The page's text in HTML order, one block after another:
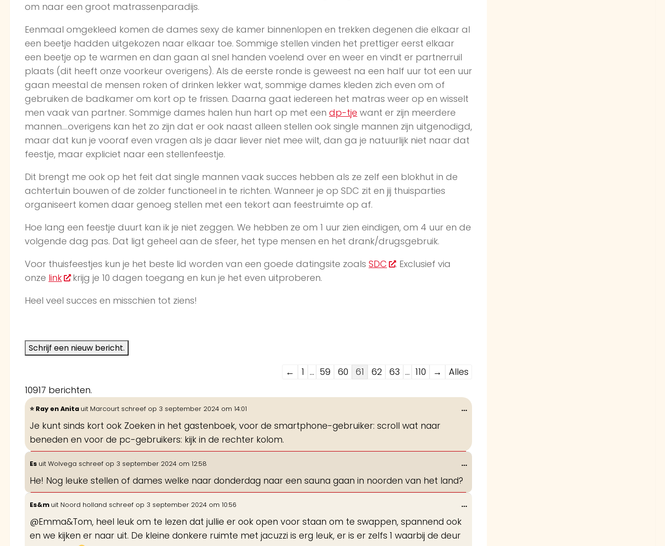
om naar een groot matrassenparadijs.
Eenmaal omgekleed komen de dames sexy de kamer binnenlopen en trekken degenen die elkaar al
een beetje hadden uitgekozen naar elkaar toe. Sommige stellen vinden het prettiger eerst elkaar
een beetje op te warmen en dan gaan al snel handen voelend over en weer en vindt er partnerruil
plaats (dit heeft onze voorkeur overigens). Als de eerste ronde is geweest na een half uur tot een uur
gaan meestal de mensen roken of drinken lekker wat, sommige dames kleden zich even om of
gebruiken de badkamer om kort op te frissen. Daarna gaat iedereen het matras weer op en wisselt
men vaak van partner. Sommige dames halen hun hart op met een dp-tje want er zijn meerdere
mannen….overigens kan het zo zijn dat er ook naast alleen stellen ook single mannen zijn uitgenodigd,
maar dat kun je vooraf even vragen als je daar liever niet mee wilt, dan ga je natuurlijk niet naar dat
feestje, maar expliciet naar een stellenfeestje.
Dit brengt me ook op het feit dat single mannen vaak succes hebben als ze zelf een blokhut in de
achtertuin bouwen of de zolder functioneel in te richten. Wanneer je op SDC zit en jij thuisparties
organiseert komen daar genoeg stellen met een tekort aan feestruimte op af.
Hoe lang een feestje duurt kan ik je niet zeggen. We hebben ze om 1 uur zien eindigen, om 4 uur en de
volgende dag pas. Dat ligt geheel aan de sfeer, het type mensen en het drank/drugsgebruik.
Voor thuisfeestjes kun je het beste lid worden van een goede datingsite zoals SDC
. Exclusief via
onze link
krijg je 10 dagen toegang en kun je het even uitproberen.
Heel veel succes en misschien tot ziens!
Navigatie
de
lijst
← 1 ... 59 60 61 62 63 ... 110 →
Alles
10917 berichten.
Ray en Anita uit Marcourt schreef op 3 september 2024 om 14:01
Je kunt sinds kort ook Zoeken in het gastenboek, voor de smartphone-gebruiker: scroll wat naar
beneden en voor de pc-gebruikers: kijk in de rechter kolom.
...Wissel
Es uit Wolvega schreef op 3 september 2024 om 12:58
He! Nog leuke stellen of dames welke naar donderdag naar een sauna gaan in noorden van het land?
...Wissel
metabox.
Es&m uit Noord holland schreef op 3 september 2024 om 10:56
@Emma&Tom, heel leuk om te lezen dat jullie er ook open voor staan om te swappen, spannend ook
en we kijken er naar uit. De kleine donkere ruimte met jacuzzi is erg leuk, er is er zelfs 1 waarbij de deur
...Wissel